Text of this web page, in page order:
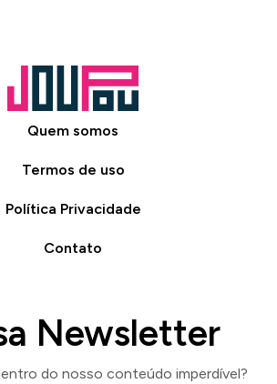
Quem somos
Termos de uso
Política Privacidade
Contato
Newsletter
do nosso conteúdo imperdível?